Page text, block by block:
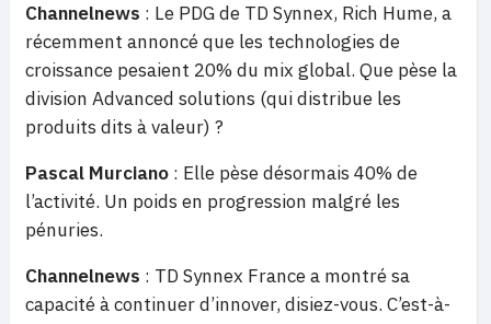
Channelnews : Le PDG de TD Synnex, Rich Hume, a
récemment annoncé que les technologies de
croissance pesaient 20% du mix global. Que pèse la
division Advanced solutions (qui distribue les
produits dits à valeur) ?
Pascal Murciano : Elle pèse désormais 40% de
l’activité. Un poids en progression malgré les
pénuries.
Channelnews : TD Synnex France a montré sa
capacité à continuer d’innover, disiez-vous. C’est-à-